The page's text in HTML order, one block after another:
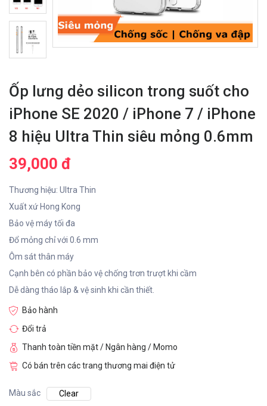
Ốp lưng dẻo silicon trong suốt cho
iPhone SE 2020 / iPhone 7 / iPhone
8 hiệu Ultra Thin siêu mỏng 0.6mm
39,000 đ
Thương hiệu: Ultra Thin
Xuất xứ Hong Kong
Bảo vệ máy tối đa
Đổ mỏng chỉ với 0.6 mm
Ôm sát thân máy
Cạnh bên có phần bảo vệ chống trơn trượt khi cầm
Dễ dàng tháo lắp & vệ sinh khi cần thiết.
Bảo hành
Đổi trả
Thanh toàn tiền mặt / Ngân hàng / Momo
Có bán trên các trang thương mai điện tử
Màu sắc
Clear